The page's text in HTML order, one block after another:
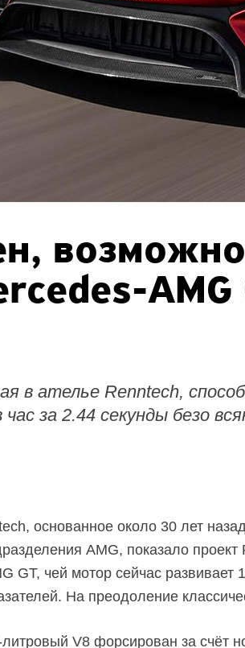
AMG
в ателье Renntech,
за 2.44 секунды безо
основанное около 30 лет
AMG, показало
GT, чей мотор сейчас
На преодоление
V8 форсирован за счёт